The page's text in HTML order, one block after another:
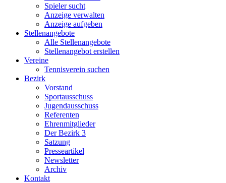
Spieler sucht
Anzeige verwalten
Anzeige aufgeben
Stellenangebote
Alle Stellenangebote
Stellenangebot erstellen
Vereine
Tennisverein suchen
Bezirk
Vorstand
Sportausschuss
Jugendausschuss
Referenten
Ehrenmitglieder
Der Bezirk 3
Satzung
Presseartikel
Newsletter
Archiv
Kontakt